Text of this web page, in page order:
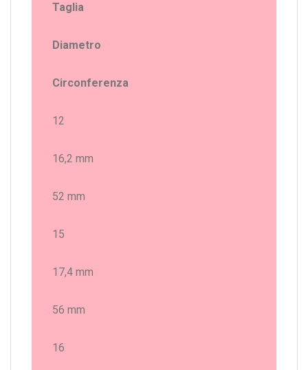
Taglia
Diametro
Circonferenza
12
16,2 mm
52 mm
15
17,4 mm
56 mm
16